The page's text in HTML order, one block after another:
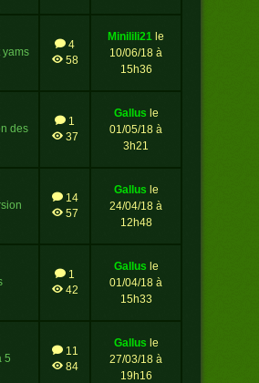
yams
4
58
minilili21 le
10/06/18 à
15h36
des
1
37
gallus le
01/05/18 à
3h21
14
57
gallus le
24/04/18 à
12h48
1
42
gallus le
01/04/18 à
15h33
5
11
84
gallus le
27/03/18 à
19h16